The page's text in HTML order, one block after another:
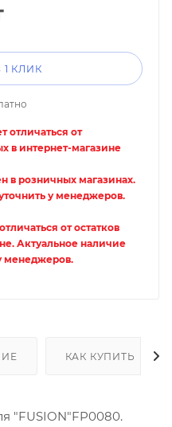
1 КЛИК
от
в интернет-магазине
в розничных магазинах.
у менеджеров.
от остатков
Актуальное наличие
менеджеров.
КАК КУПИТЬ
"FUSION"FP0080.